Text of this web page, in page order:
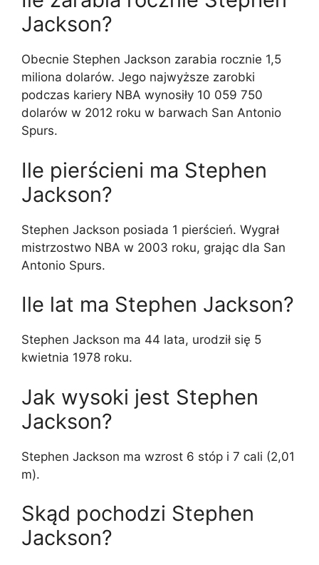
Jackson?
Obecnie Stephen Jackson zarabia rocznie 1,5
miliona dolarów. Jego najwyższe zarobki
podczas kariery NBA wynosiły 10 059 750
dolarów w 2012 roku w barwach San Antonio
Spurs.
Ile pierścieni ma Stephen
Jackson?
Stephen Jackson posiada 1 pierścień. Wygrał
mistrzostwo NBA w 2003 roku, grając dla San
Antonio Spurs.
Ile lat ma Stephen Jackson?
Stephen Jackson ma 44 lata, urodził się 5
kwietnia 1978 roku.
Jak wysoki jest Stephen
Jackson?
Stephen Jackson ma wzrost 6 stóp i 7 cali (2,01
m).
Skąd pochodzi Stephen
Jackson?